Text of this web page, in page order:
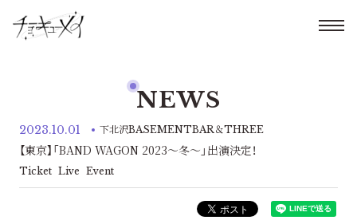
NEWS
2023.10.01 下北沢BASEMENTBAR＆THREE
【東京】「BAND WAGON 2023〜冬〜」出演決定！
Ticket Live Event